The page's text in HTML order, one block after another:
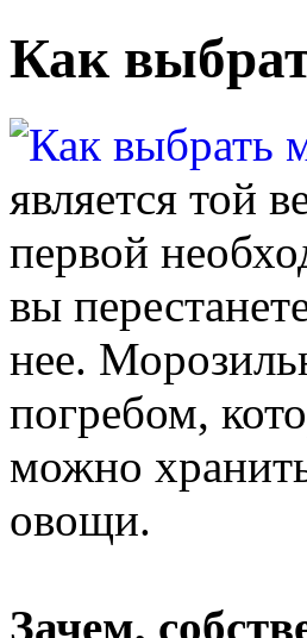
Как
является той
первой
вы
нее.
погребом,
можно
овощи.
Зачем,